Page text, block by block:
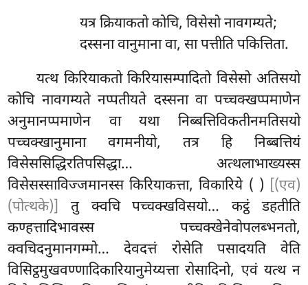
यत्र क्रियाकतो कोचि, विसेसो नावगम्यते;
दस्सना वानुमाना वा, सा पत्तीति पकित्तिता.
यत्थ किरियाकतो किरियासम्पादितो विसेसो अतिसयो
कोचि नावगम्यते नप्पतीयते दस्सना वा पच्चक्खप्पमाणेन
अनुमानप्पमाणेन वा यथा निब्बत्तिविकतीनमतिसयो
पच्चक्खानुमाना वगमनीयो, तत्र हि निब्बत्तियं
विसेससिद्धिरतिपसिद्धा… अत्थलाभाख्यस्स
विसेसस्साविज्जमानस्स किरियाकत्ता, विकारिये ( ) [(एव)
(पोत्थके)]
तु क्वचि पच्चक्खविसयो… कट्ठं डहतीति
कण्हत्तादिभावस्स पच्चक्खेनेवोपलब्भनतो,
क्वचिदनुमानगम्मो… देवदत्तं रोसेति पसादयति वेति
विसिट्ठमुखवण्णादिकारियानुमेय्यत्ता रोसादिनो, एवं यत्थ न